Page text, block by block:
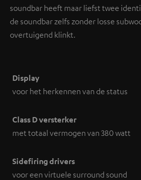
soundbar heeft maar liefst twee
de soundbar zelfs zonder losse
overtuigend klinkt.
Display
voor het herkennen van de status
Class D versterker
met totaal vermogen van 380 watt
Sidefiring drivers
voor een virtuele surround sound